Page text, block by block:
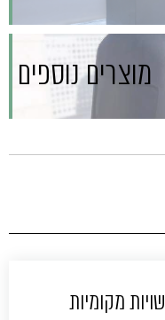
מוצרים נוספים
מקומיות